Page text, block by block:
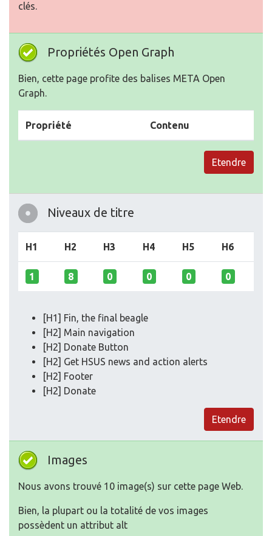
clés.
Propriétés Open Graph
Bien, cette page profite des balises META Open
Graph.
Propriété Contenu
Etendre
Niveaux de titre
H1 H2 H3 H4 H5 H6
1 8 0 0 0 0
[H1] Fin, the final beagle
[H2] Main navigation
[H2] Donate Button
[H2] Get HSUS news and action alerts
[H2] Footer
[H2] Donate
Etendre
Images
Nous avons trouvé 10 image(s) sur cette page Web.
Bien, la plupart ou la totalité de vos images
possèdent un attribut alt